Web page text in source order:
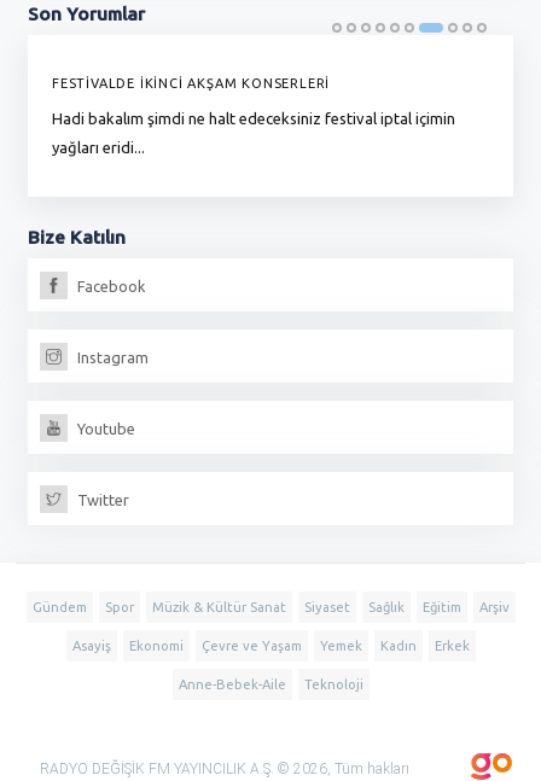
Son Yorumlar
FESTİVALDE İKİNCİ AKŞAM KONSERLERİ
Hadi bakalım şimdi ne halt edeceksiniz festival iptal içimin
yağları eridi...
Bize Katılın
Facebook
Instagram
Youtube
Twitter
Gündem Spor Müzik & Kültür Sanat Siyaset Sağlık Eğitim Arşiv
Asayiş Ekonomi Çevre ve Yaşam Yemek Kadın Erkek
Anne-Bebek-Aile Teknoloji
RADYO DEĞİŞİK FM YAYINCILIK A.Ş. © 2026, Tüm hakları